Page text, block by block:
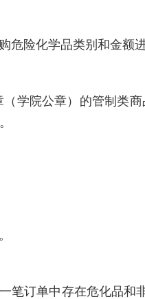
险化学品类别和金额
学院公章）的管制类
笔订单中存在危化品和